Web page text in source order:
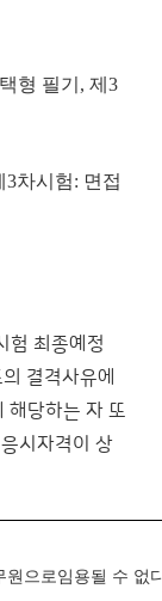
형 필기 , 제 3
3차시험: 면접
험 최종예정
결격사유에
해당하는 자 또
응시자격이 상
원으로임용될 수 없